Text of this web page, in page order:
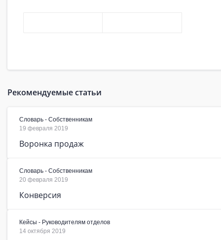
Рекомендуемые статьи
Словарь - Собственникам
19 февраля 2019
Воронка продаж
Словарь - Собственникам
20 февраля 2019
Конверсия
Кейсы - Руководителям отделов
14 октября 2019